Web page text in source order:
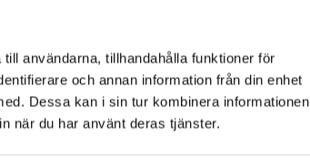
användarna, tillhandahålla funktioner för
och annan information från din enhet
Dessa kan i sin tur kombinera informationen
när du har använt deras tjänster.